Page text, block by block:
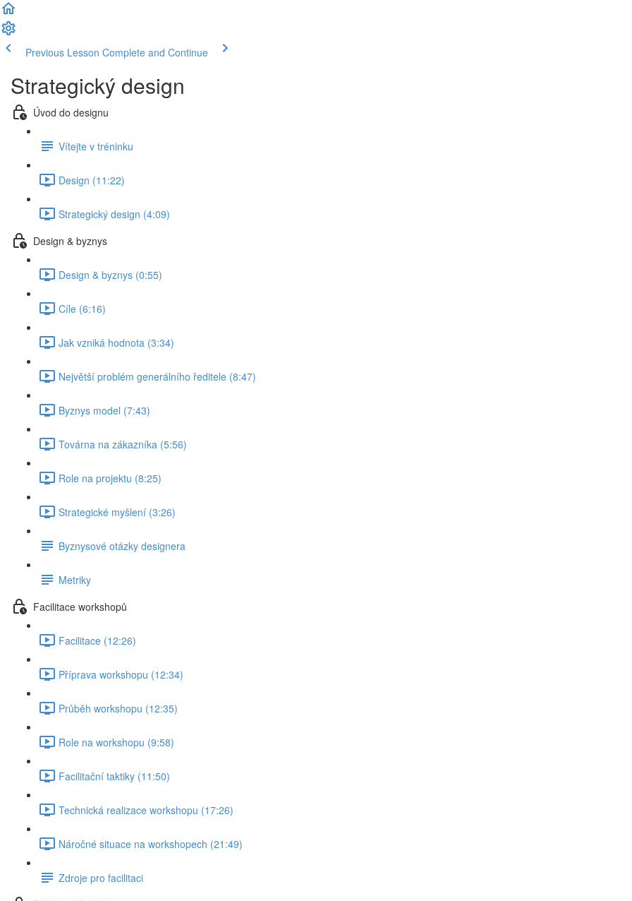
Previous Lesson Complete and Continue
Strategický design
Úvod do designu
Vítejte v tréninku
Design (11:22)
Strategický design (4:09)
Design & byznys
Design & byznys (0:55)
Cíle (6:16)
Jak vzniká hodnota (3:34)
Největší problém generálního ředitele (8:47)
Byznys model (7:43)
Továrna na zákazníka (5:56)
Role na projektu (8:25)
Strategické myšlení (3:26)
Byznysové otázky designera
Metriky
Facilitace workshopů
Facilitace (12:26)
Příprava workshopu (12:34)
Průběh workshopu (12:35)
Role na workshopu (9:58)
Facilitační taktiky (11:50)
Technická realizace workshopu (17:26)
Náročné situace na workshopech (21:49)
Zdroje pro facilitaci